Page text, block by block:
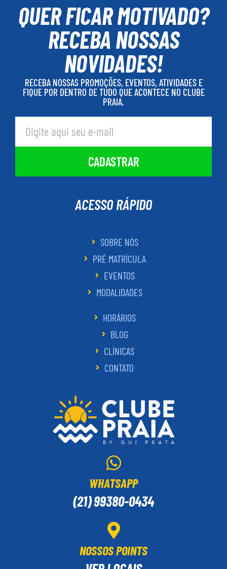
WHATSAPP
(21) 99380-0434
NOSSOS POINTS
ACESSO RÁPIDO
SOBRE NÓS
PRÉ MATRÍCULA
EVENTOS
MODALIDADES
HORÁRIOS
BLOG
CLÍNICAS
CONTATO
QUER FICAR MOTIVADO?
RECEBA NOSSAS
NOVIDADES!
RECEBA NOSSAS PROMOÇÕES, EVENTOS, ATIVIDADES E
FIQUE POR DENTRO DE TUDO QUE ACONTECE NO CLUBE
PRAIA.
CADASTRAR